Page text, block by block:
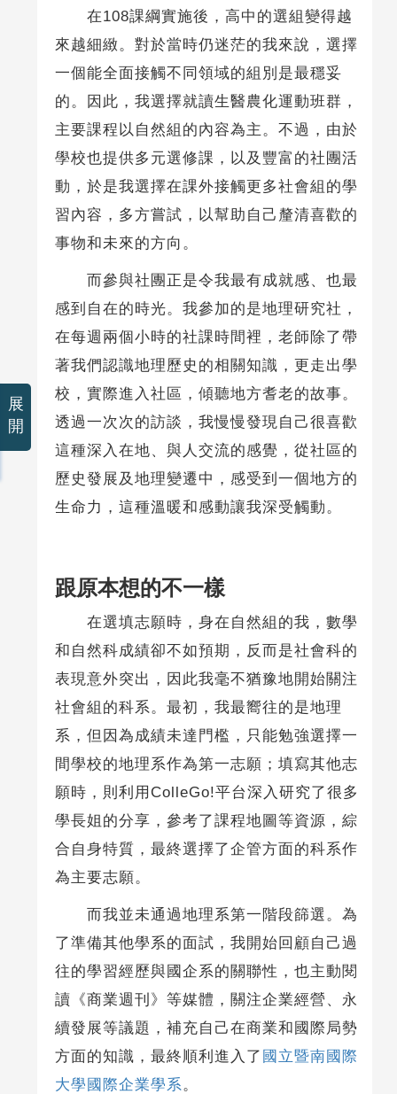
在108課綱實施後，高中的選組變得越
來越細緻。對於當時仍迷茫的我來說，選擇
一個能全面接觸不同領域的組別是最穩妥
的。因此，我選擇就讀生醫農化運動班群，
主要課程以自然組的內容為主。不過，由於
學校也提供多元選修課，以及豐富的社團活
動，於是我選擇在課外接觸更多社會組的學
習內容，多方嘗試，以幫助自己釐清喜歡的
事物和未來的方向。
而參與社團正是令我最有成就感、也最
感到自在的時光。我參加的是地理研究社，
在每週兩個小時的社課時間裡，老師除了帶
著我們認識地理歷史的相關知識，更走出學
校，實際進入社區，傾聽地方耆老的故事。
透過一次次的訪談，我慢慢發現自己很喜歡
這種深入在地、與人交流的感覺，從社區的
歷史發展及地理變遷中，感受到一個地方的
生命力，這種溫暖和感動讓我深受觸動。
跟原本想的不一樣
在選填志願時，身在自然組的我，數學
和自然科成績卻不如預期，反而是社會科的
表現意外突出，因此我毫不猶豫地開始關注
社會組的科系。最初，我最嚮往的是地理
系，但因為成績未達門檻，只能勉強選擇一
間學校的地理系作為第一志願；填寫其他志
願時，則利用ColleGo!平台深入研究了很多
學長姐的分享，參考了課程地圖等資源，綜
合自身特質，最終選擇了企管方面的科系作
為主要志願。
而我並未通過地理系第一階段篩選。為
了準備其他學系的面試，我開始回顧自己過
往的學習經歷與國企系的關聯性，也主動閱
讀《商業週刊》等媒體，關注企業經營、永
續發展等議題，補充自己在商業和國際局勢
方面的知識，最終順利進入了 國立暨南國際
大學國際企業學系。
展
開